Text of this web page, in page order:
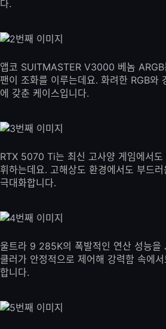
다.
앱코 SUITMASTER V3000 베놈
팬이 조화를 이루는데요. 화려한 RGB와
에 갖춘 케이스입니다.
RTX 5070 Ti는 최신 고사양 게임에서도
휘하는데요. 고해상도 환경에서도 부드
극대화합니다.
울트라 9 285K의 폭발적인 연산 성능
쿨러가 안정적으로 제어해 강력함 속에
합니다.